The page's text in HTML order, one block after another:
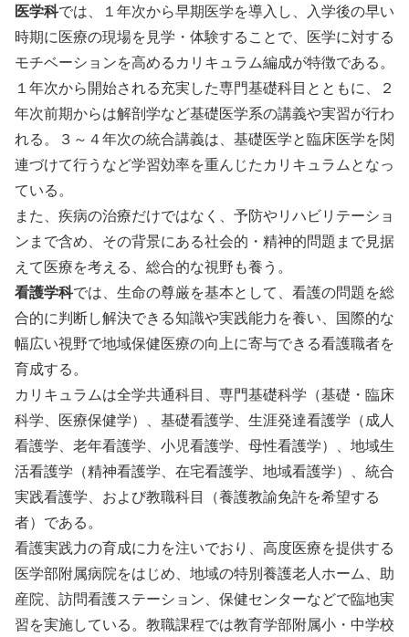
医学科では、１年次から早期医学を導入し、入学後の早い
時期に医療の現場を見学・体験することで、医学に対する
モチベーションを高めるカリキュラム編成が特徴である。
１年次から開始される充実した専門基礎科目とともに、２
年次前期からは解剖学など基礎医学系の講義や実習が行わ
れる。３～４年次の統合講義は、基礎医学と臨床医学を関
連づけて行うなど学習効率を重んじたカリキュラムとなっ
ている。
また、疾病の治療だけではなく、予防やリハビリテーショ
ンまで含め、その背景にある社会的・精神的問題まで見据
えて医療を考える、総合的な視野も養う。
看護学科では、生命の尊厳を基本として、看護の問題を総
合的に判断し解決できる知識や実践能力を養い、国際的な
幅広い視野で地域保健医療の向上に寄与できる看護職者を
育成する。
カリキュラムは全学共通科目、専門基礎科学（基礎・臨床
科学、医療保健学）、基礎看護学、生涯発達看護学（成人
看護学、老年看護学、小児看護学、母性看護学）、地域生
活看護学（精神看護学、在宅看護学、地域看護学）、統合
実践看護学、および教職科目（養護教諭免許を希望する
者）である。
看護実践力の育成に力を注いでおり、高度医療を提供する
医学部附属病院をはじめ、地域の特別養護老人ホーム、助
産院、訪問看護ステーション、保健センターなどで臨地実
習を実施している。教職課程では教育学部附属小・中学校